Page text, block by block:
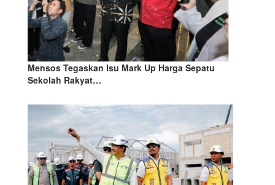
Mensos Tegaskan Isu Mark Up Harga Sepatu
Sekolah Rakyat…